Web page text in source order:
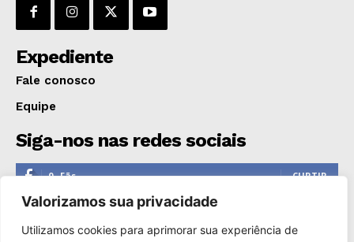
Valorizamos sua privacidade
Utilizamos cookies para aprimorar sua experiência de
Expediente
Fale conosco
Equipe
Siga-nos nas redes sociais
0 Fãs CURTIR
0 Seguidores